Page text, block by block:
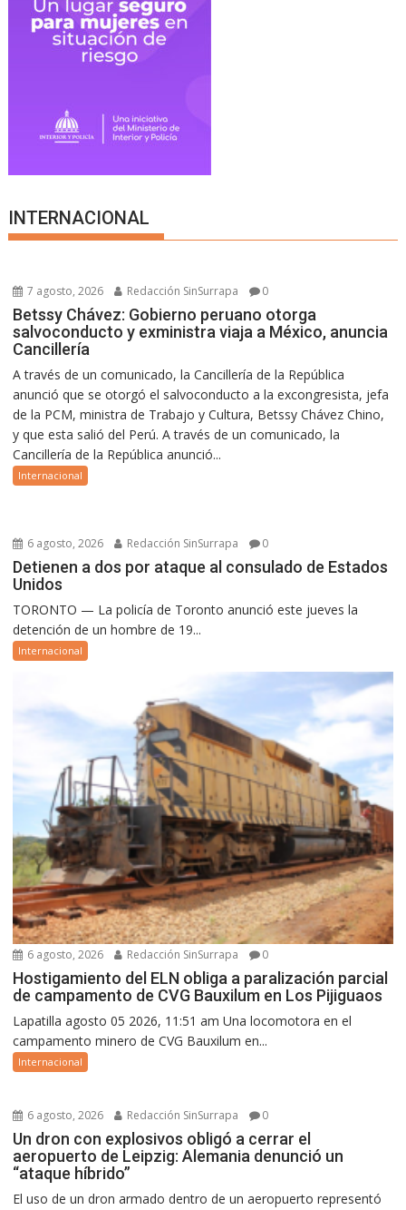
INTERNACIONAL
7 agosto, 2026 Redacción SinSurrapa 0
Betssy Chávez: Gobierno peruano otorga
salvoconducto y exministra viaja a México, anuncia
Cancillería
A través de un comunicado, la Cancillería de la República
anunció que se otorgó el salvoconducto a la excongresista, jefa
de la PCM, ministra de Trabajo y Cultura, Betssy Chávez Chino,
y que esta salió del Perú. A través de un comunicado, la
Cancillería de la República anunció...
Internacional
6 agosto, 2026 Redacción SinSurrapa 0
Detienen a dos por ataque al consulado de Estados
Unidos
TORONTO — La policía de Toronto anunció este jueves la
detención de un hombre de 19...
Internacional
6 agosto, 2026 Redacción SinSurrapa 0
Hostigamiento del ELN obliga a paralización parcial
de campamento de CVG Bauxilum en Los Pijiguaos
Lapatilla agosto 05 2026, 11:51 am Una locomotora en el
campamento minero de CVG Bauxilum en...
Internacional
6 agosto, 2026 Redacción SinSurrapa 0
Un dron con explosivos obligó a cerrar el
aeropuerto de Leipzig: Alemania denunció un
“ataque híbrido”
El uso de un dron armado dentro de un aeropuerto representó